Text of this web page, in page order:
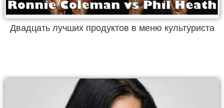
Двадцать лучших продуктов в меню культуриста